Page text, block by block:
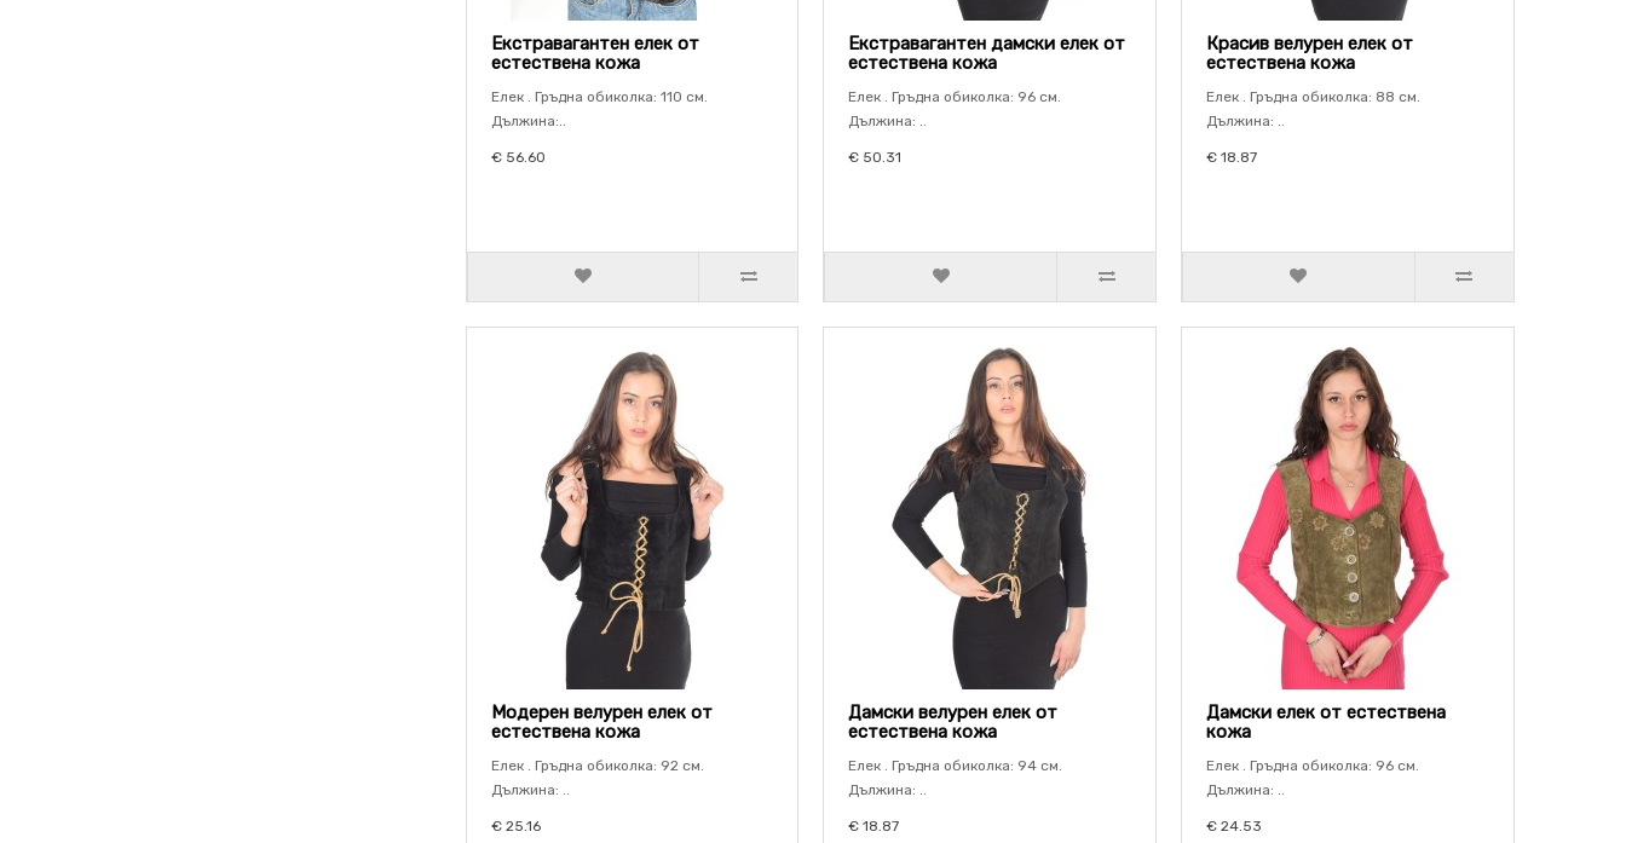
Екстравагантен елек от
естествена кожа
Елек . Гръдна обиколка: 110 см.
Дължина:..
€ 56.60
Екстравагантен дамски елек от
естествена кожа
Елек . Гръдна обиколка: 96 см.
Дължина: ..
€ 50.31
Красив велурен елек от
естествена кожа
Елек . Гръдна обиколка: 88 см.
Дължина: ..
€ 18.87
Модерен велурен елек от
естествена кожа
Елек . Гръдна обиколка: 92 см.
Дължина: ..
€ 25.16
Дамски велурен елек от
естествена кожа
Елек . Гръдна обиколка: 94 см.
Дължина: ..
€ 18.87
Дамски елек от естествена
кожа
Елек . Гръдна обиколка: 96 см.
Дължина: ..
€ 24.53